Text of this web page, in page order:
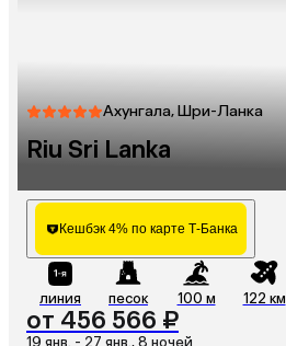
Ахунгала, Шри-Ланка
Riu Sri Lanka
Кешбэк 4% по карте Т-Банка
линия песок 100 м 122 км
от 456 566 ₽
19 янв. - 27 янв., 8 ночей